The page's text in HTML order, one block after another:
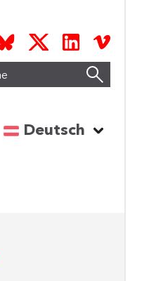
Sprache
Deutsch